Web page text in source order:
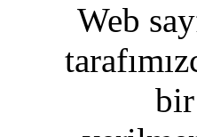
Web